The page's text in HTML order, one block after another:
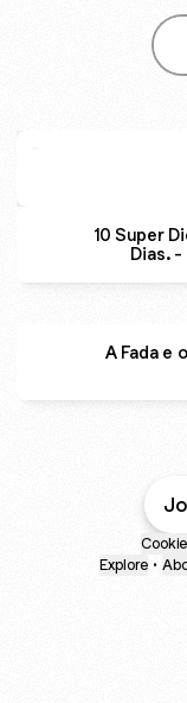
10 Super
Dias. -
A Fada e
Explore •